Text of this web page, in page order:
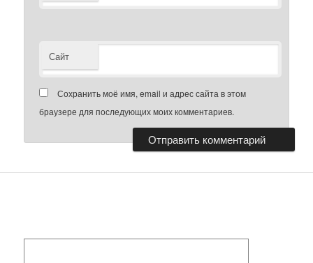
Сайт
Сохранить моё имя, email и адрес сайта в этом
браузере для последующих моих комментариев.